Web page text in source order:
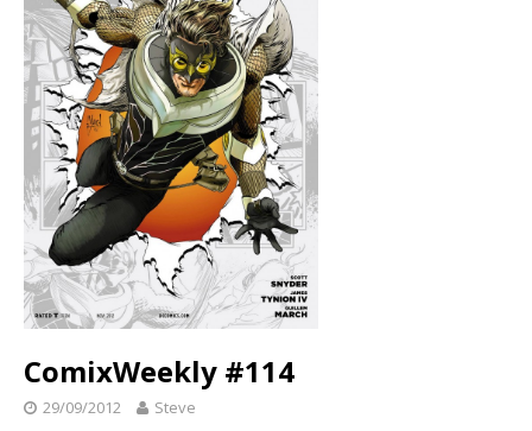
ComixWeekly #114
29/09/2012 Steve